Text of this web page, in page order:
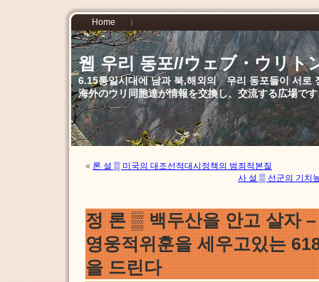
Home
웹 우리 동포//ウェブ・ウリト
6.15통일시대에 남과 북,해외의 우리 동포들이 서로
海外のウリ同胞達が情報を交換し、交流する広場で
« 론 설 ▒ 미국의 대조선적대시정책의 범죄적본질
사 설 ▒ 선군의 기치
정 론 ▒ 백두산을 안고 살자
영웅적위훈을 세우고있는
을 드린다